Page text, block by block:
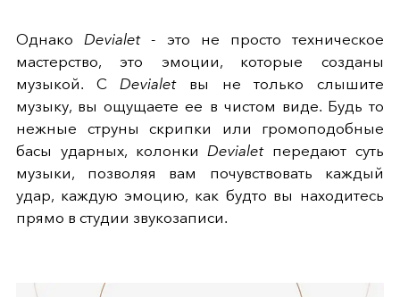
ОднакоDevialet- это не просто техническое
мастерство, это эмоции, которые созданы
музыкой. СDevialetвы не только слышите
музыку, вы ощущаете ее в чистом виде. Будь то
нежные струны скрипки или громоподобные
басы ударных, колонкиDevialetпередают суть
музыки, позволяя вам почувствовать каждый
удар, каждую эмоцию, как будто вы находитесь
прямо в студии звукозаписи.